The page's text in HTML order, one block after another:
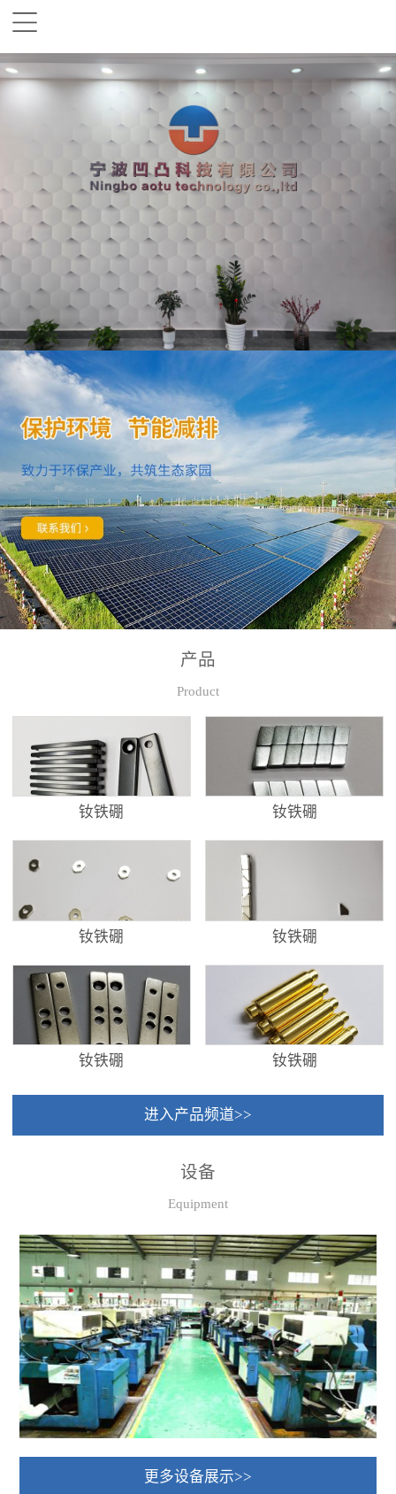
产品
Product
钕铁硼 钕铁硼
钕铁硼 钕铁硼
钕铁硼 钕铁硼
进入产品频道>>
设备
Equipment
更多设备展示>>